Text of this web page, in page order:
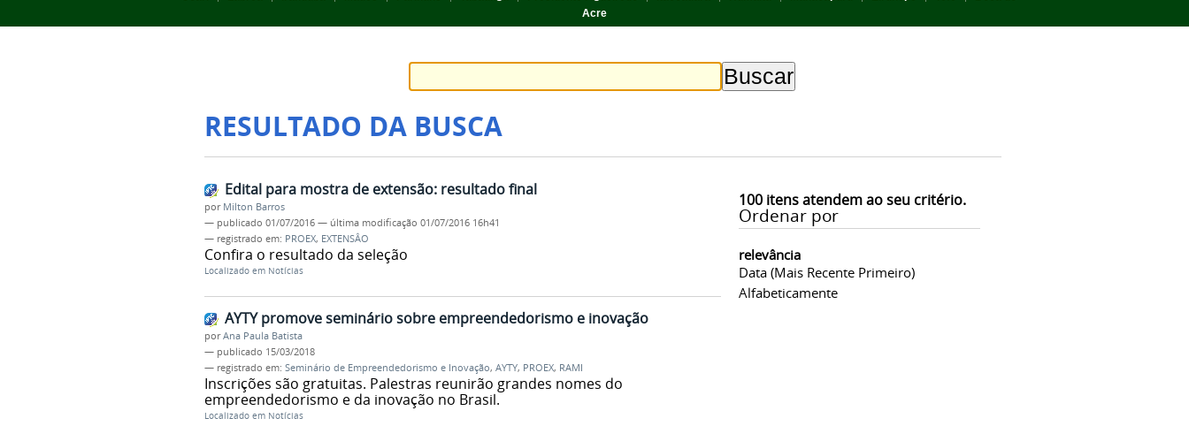
Acre
RESULTADO DA BUSCA
100itens atendem ao seu critério.
Ordenar por
relevância
Data (mais Recente Primeiro)
Alfabeticamente
Edital para mostra de extensão: resultado final
por Milton Barros
— publicado 01/07/2016 — última modificação 01/07/2016 16h41
— registrado em: PROEX, EXTENSÂO
Confira o resultado da seleção
Localizado em Notícias
AYTY promove seminário sobre empreendedorismo e inovação
porAna Paula Batista
— publicado 15/03/2018
— registrado em: Seminário de Empreendedorismo e Inovação, AYTY, PROEX, RAMI
Inscrições são gratuitas. Palestras reunirão grandes nomes do
empreendedorismo e da inovação no Brasil.
Localizado em Notícias